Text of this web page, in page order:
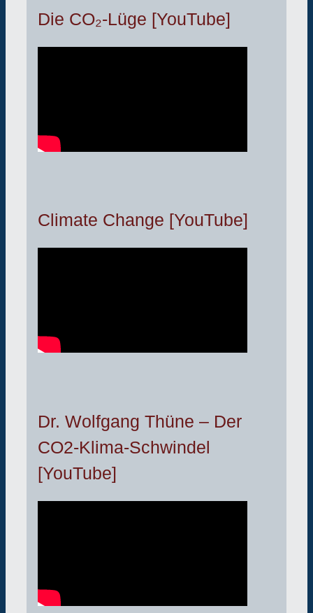
Die CO₂-Lüge [YouTube]
Climate Change [YouTube]
Dr. Wolfgang Thüne – Der
CO2-Klima-Schwindel
[YouTube]